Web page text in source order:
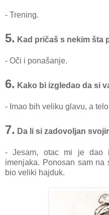
- Trening.
5. Kad pričaš s nekim šta
- Oči i ponašanje.
6. Kako bi izgledao da si
- Imao bih veliku glavu, a
7. Da li si zadovoljan
- Jesam, otac mi je dao
imenjaka. Ponosan sam
bio veliki hajduk.